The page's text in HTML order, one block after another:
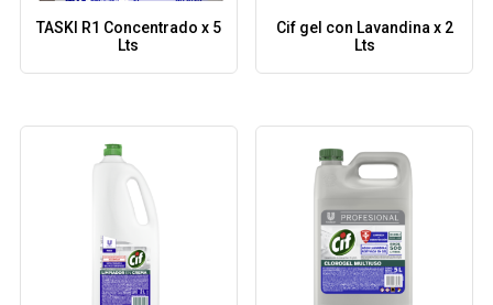
TASKI R1 Concentrado x 5
Lts
Cif gel con Lavandina x 2
Lts